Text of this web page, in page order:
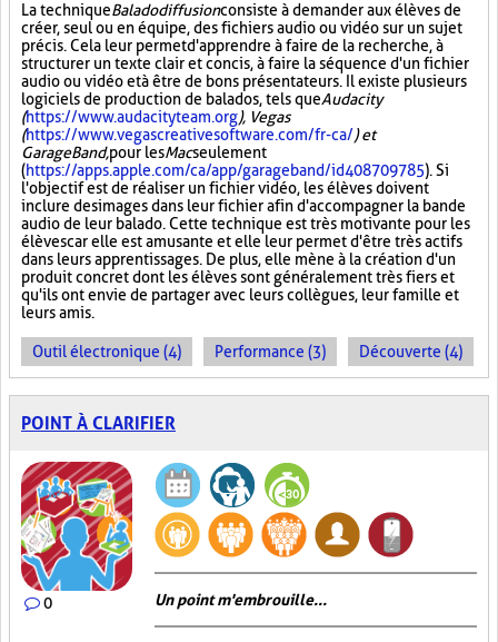
La techniqueBaladodiffusionconsiste à demander aux élèves de
créer, seul ou en équipe, des fichiers audio ou vidéo sur un sujet
précis. Cela leur permet d'apprendre à faire de la recherche, à
structurer un texte clair et concis, à faire la séquence d'un fichier
audio ou vidéo et à être de bons présentateurs. Il existe plusieurs
logiciels de production de balados, tels queAudacity
(https://www.audacityteam.org), Vegas
(https://www.vegascreativesoftware.com/fr-ca/) et
GarageBand,pour lesMacseulement
(https://apps.apple.com/ca/app/garageband/id408709785). Si
l'objectif est de réaliser un fichier vidéo, les élèves doivent
inclure des images dans leur fichier afin d'accompagner la bande
audio de leur balado. Cette technique est très motivante pour les
élèves car elle est amusante et elle leur permet d'être très actifs
dans leurs apprentissages. De plus, elle mène à la création d'un
produit concret dont les élèves sont généralement très fiers et
qu'ils ont envie de partager avec leurs collègues, leur famille et
leurs amis.
Outil électronique (4) Performance (3) Découverte (4)
POINT À CLARIFIER
0 Un point m'embrouille...